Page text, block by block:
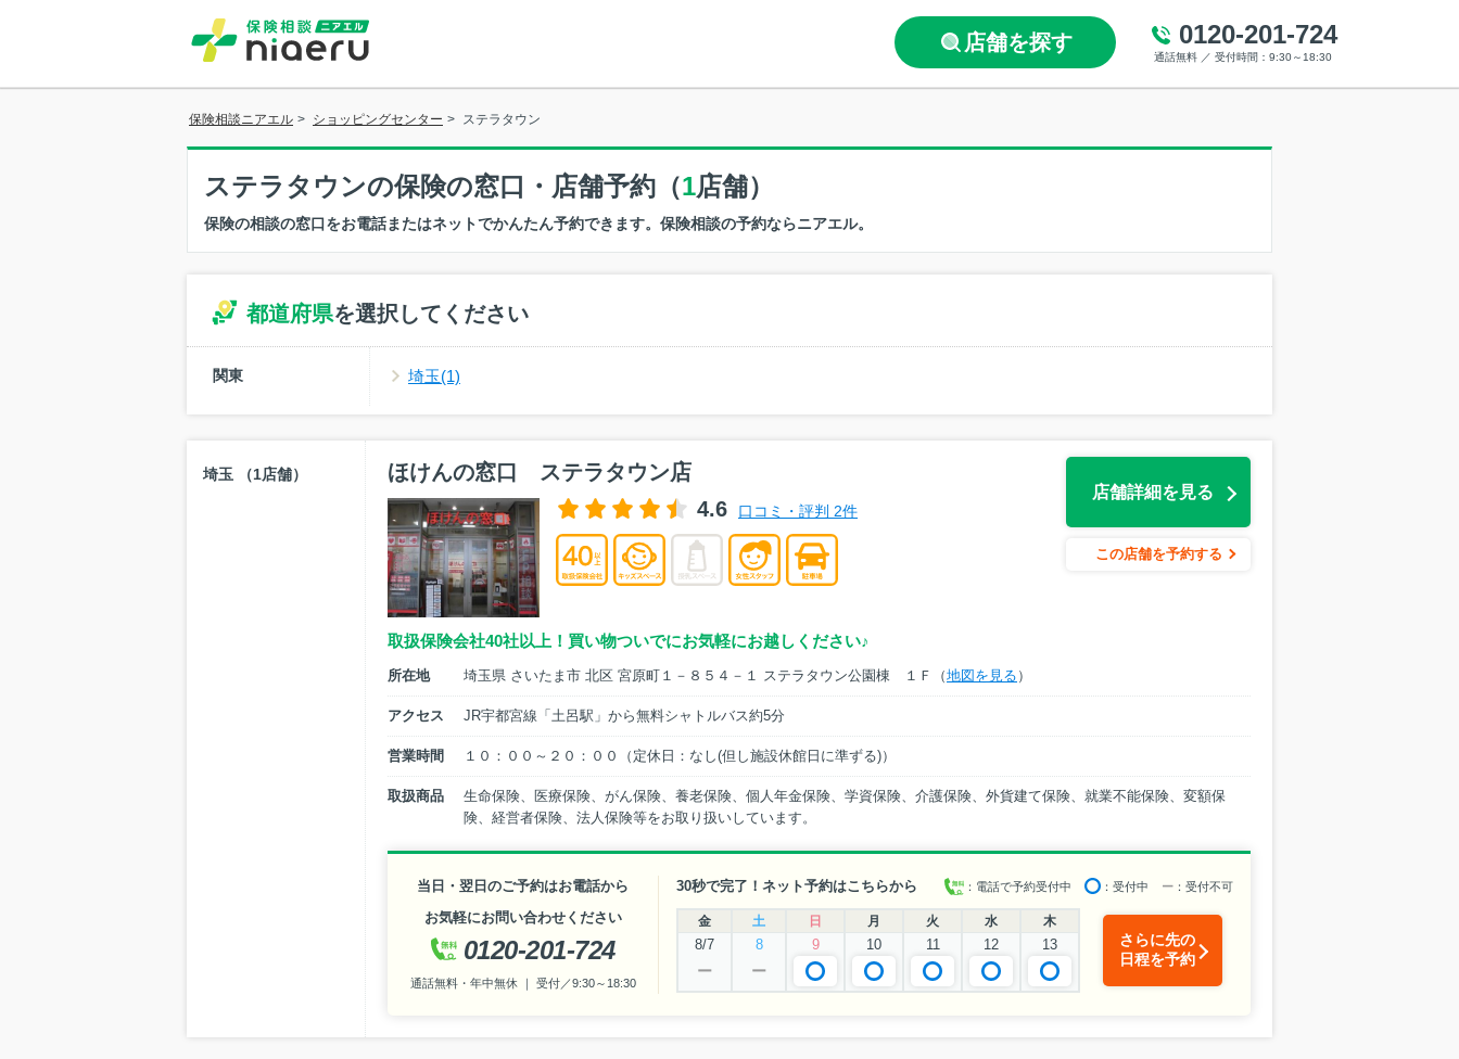
店舗を探す 0120-201-724
通話無料 ／ 受付時間：9:30～18:30
保険相談ニアエル > ショッピングセンター > ステラタウン
ステラタウンの保険の窓口・店舗予約（1店舗）
保険の相談の窓口をお電話またはネットでかんたん予約できます。保険相談の予約ならニアエル。
都道府県を選択してください
関東 埼玉(1)
埼玉 （1店舗）
ほけんの窓口 ステラタウン店
4.6
口コミ・評判 2件
店舗詳細を見る
この店舗を予約する
取扱保険会社40社以上！買い物ついでにお気軽にお越しください♪
所在地 埼玉県 さいたま市 北区 宮原町１－８５４－１ ステラタウン公園棟 １Ｆ（地図を見る ）
アクセス JR宇都宮線「土呂駅」から無料シャトルバス約5分
営業時間 １０：００～２０：００（定休日：なし(但し施設休館日に準ずる)）
取扱商品
生命保険、医療保険、がん保険、養老保険、個人年金保険、学資保険、介護保険、外貨建て保険、就業不能保険、変額保
険、経営者保険、法人保険等をお取り扱いしています。
当日・翌日のご予約はお電話から
お気軽にお問い合わせください
0120-201-724
通話無料・年中無休 ｜ 受付／9:30～18:30
30秒で完了！ネット予約はこちらから ：電話で予約受付中 ：受付中 ー ：受付不可
金 土 日 月 火 水 木
8/7 8 9 10 11 12 13
ー ー
さらに先の
日程を予約